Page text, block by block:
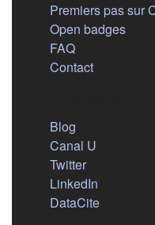
Premiers pas sur
Open badges
FAQ
Contact
Blog
Canal U
Twitter(s'ouvre
LinkedIn
DataCite(s'ouvre